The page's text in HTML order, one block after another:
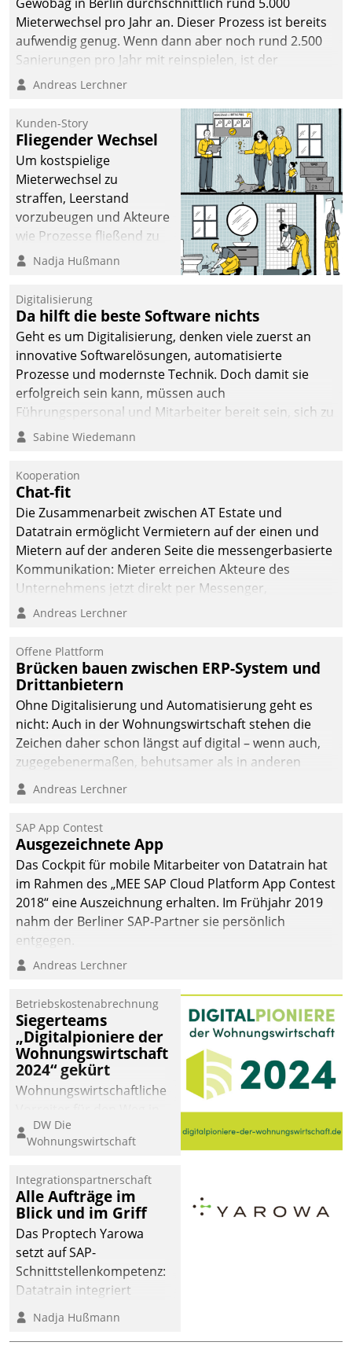
Mieterwechsel pro Jahr an. Dieser Prozess ist bereits
aufwendig genug. Wenn dann aber noch rund 2.500
Sanierungen pro Jahr mit reinspielen, ist der
Betreuungs- und Organisationsaufwand immens. Im
kommunale Wohnungsbauunternehmen daher
gemeinsam mit der Berliner Datatrain GmbH den
Teilprozess der Objektsanierung digitalisiert.
Andreas Lerchner
Kunden-Story
Fliegender Wechsel
Um kostspielige
Mieterwechsel zu
straffen, Leerstand
vorzubeugen und Akteure
wie Prozesse fließend zu
vernetzen, nutzt die
Jahresbeginn eine
Überblick, Einsicht und
Eingriff bietende Lösung.
Zur Entwicklung setzte
man auf
Cloudtechnologie,
bewährte und Startup-
agile Projektmethoden.
Nadja Hußmann
Digitalisierung
Da hilft die beste Software nichts
Geht es um Digitalisierung, denken viele zuerst an
innovative Softwarelösungen, automatisierte
Prozesse und modernste Technik. Doch damit sie
erfolgreich sein kann, müssen auch
Führungspersonal und Mitarbeiter bereit sein, sich zu
verändern und anzupassen, sonst werden sie an ihr
Sabine Wiedemann
Kooperation
Chat-fit
Die Zusammenarbeit zwischen AT Estate und
Datatrain ermöglicht Vermietern auf der einen und
Mietern auf der anderen Seite die messengerbasierte
Kommunikation: Mieter erreichen Akteure des
Unternehmens jetzt direkt per Messenger,
Mitarbeiter oder Dienstleister empfangen oder
Andreas Lerchner
Offene Plattform
Brücken bauen zwischen ERP-System und
Drittanbietern
Ohne Digitalisierung und Automatisierung geht es
nicht: Auch in der Wohnungswirtschaft stehen die
Zeichen daher schon längst auf digital – wenn auch,
zugegebenermaßen, behutsamer als in anderen
Branchen.
Andreas Lerchner
SAP App Contest
Ausgezeichnete App
Das Cockpit für mobile Mitarbeiter von Datatrain hat
im Rahmen des „MEE SAP Cloud Platform App Contest
2018“ eine Auszeichnung erhalten. Im Frühjahr 2019
nahm der Berliner SAP-Partner sie persönlich
entgegen.
Andreas Lerchner
Betriebskostenabrechnung
Siegerteams
„Digitalpioniere der
Wohnungswirtschaft
2024“ gekürt
Wohnungswirtschaftliche
eine digitale Zukunft zu
finden, ist das Ziel des
der
Wohnungswirtschaft“.
Bewerben können sich
dafür ein Team
bestehend aus
Wohnungsunternehmen
und PropTech.
DW Die
Wohnungswirtschaft
Integrationspartnerschaft
Alle Aufträge im
Blick und im Griff
Das Proptech Yarowa
setzt auf SAP-
Schnittstellenkompetenz:
Datatrain integriert
Yarowas Portal zur
Vergabe und Verwaltung
von Aufträgen der
Nadja Hußmann